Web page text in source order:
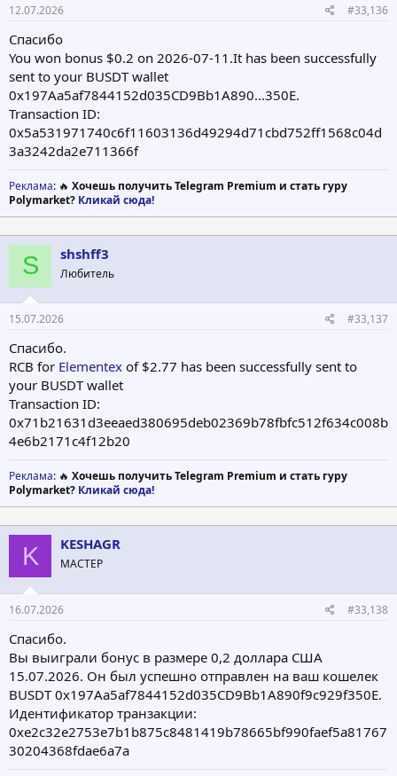
12.07.2026 #33,136
Спасибо
You won bonus $0.2 on 2026-07-11.It has been successfully
sent to your BUSDT wallet
0x197Aa5af7844152d035CD9Bb1A890...350E.
Transaction ID:
0x5a531971740c6f11603136d49294d71cbd752ff1568c04d
3a3242da2e711366f
Реклама: 🔥 Хочешь получить Telegram Premium и стать гуру
Polymarket? Кликай сюда!
S shshff3
Любитель
15.07.2026 #33,137
Спасибо.
RCB for Elementex of $2.77 has been successfully sent to
your BUSDT wallet
Transaction ID:
0x71b21631d3eeaed380695deb02369b78fbfc512f634c008b
4e6b2171c4f12b20
Реклама: 🔥 Хочешь получить Telegram Premium и стать гуру
Polymarket? Кликай сюда!
K KESHAGR
МАСТЕР
16.07.2026 #33,138
Спасибо.
Вы выиграли бонус в размере 0,2 доллара США
15.07.2026. Он был успешно отправлен на ваш кошелек
BUSDT 0x197Aa5af7844152d035CD9Bb1A890f9c929f350E.
Идентификатор транзакции:
0xe2c32e2753e7b1b875c8481419b78665bf990faef5a81767
30204368fdae6a7a